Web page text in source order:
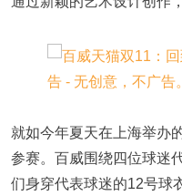
就如今年夏天在上海举办
参赛。百威围绕四位球迷
们身穿代表球迷的12号球